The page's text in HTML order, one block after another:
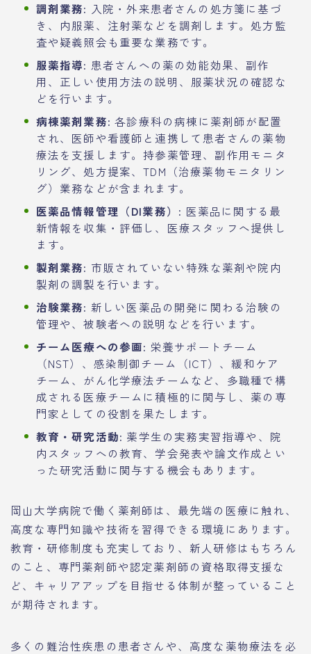
調剤業務: 入院・外来患者さんの処方箋に基づ
き、内服薬、注射薬などを調剤します。処方監
査や疑義照会も重要な業務です。
服薬指導: 患者さんへの薬の効能効果、副作
用、正しい使用方法の説明、服薬状況の確認な
どを行います。
病棟薬剤業務: 各診療科の病棟に薬剤師が配置
され、医師や看護師と連携して患者さんの薬物
療法を支援します。持参薬管理、副作用モニタ
リング、処方提案、TDM（治療薬物モニタリン
グ）業務などが含まれます。
医薬品情報管理（DI業務）: 医薬品に関する最
新情報を収集・評価し、医療スタッフへ提供し
ます。
製剤業務: 市販されていない特殊な薬剤や院内
製剤の調製を行います。
治験業務: 新しい医薬品の開発に関わる治験の
管理や、被験者への説明などを行います。
チーム医療への参画: 栄養サポートチーム
（NST）、感染制御チーム（ICT）、緩和ケア
チーム、がん化学療法チームなど、多職種で構
成される医療チームに積極的に関与し、薬の専
門家としての役割を果たします。
教育・研究活動: 薬学生の実務実習指導や、院
内スタッフへの教育、学会発表や論文作成とい
った研究活動に関与する機会もあります。
岡山大学病院で働く薬剤師は、最先端の医療に触れ、
高度な専門知識や技術を習得できる環境にあります。
教育・研修制度も充実しており、新人研修はもちろん
のこと、専門薬剤師や認定薬剤師の資格取得支援な
ど、キャリアアップを目指せる体制が整っていること
が期待されます。
多くの難治性疾患の患者さんや、高度な薬物療法を必